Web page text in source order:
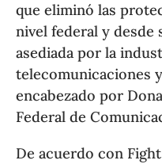
que eliminó las
nivel federal y desde
asediada por la
telecomunicaciones
encabezado por
Federal de
De acuerdo con